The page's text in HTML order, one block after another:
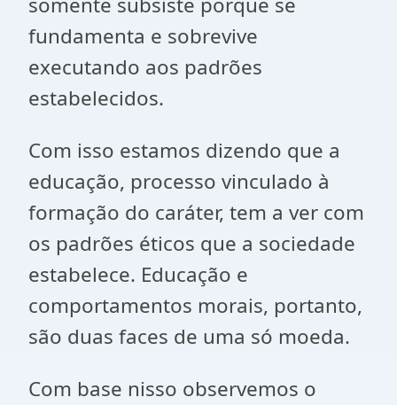
fundamenta e sobrevive
executando aos padrões
estabelecidos.
Com isso estamos dizendo que a
educação, processo vinculado à
formação do caráter, tem a ver com
os padrões éticos que a sociedade
estabelece. Educação e
comportamentos morais, portanto,
são duas faces de uma só moeda.
Com base nisso observemos o